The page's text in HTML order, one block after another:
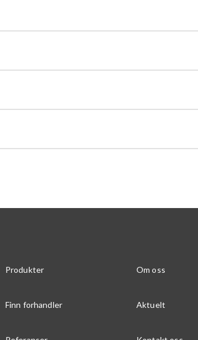
Produkter Om oss
Finn forhandler Aktuelt